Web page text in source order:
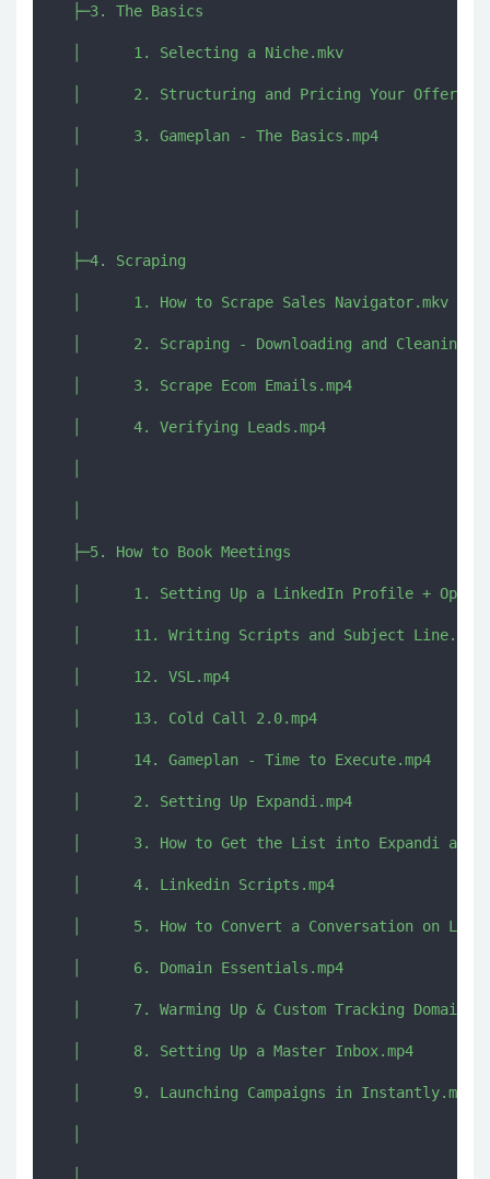
  ├─3. The Basics
  │      1. Selecting a Niche.mkv
│      2. Structuring and Pricing Your
  │      3. Gameplan - The Basics.mp4
  ├─4. Scraping
  │      1. How to Scrape Sales Navigator.mkv
│      2. Scraping - Downloading and Cleaning
  │      3. Scrape Ecom Emails.mp4
  │      4. Verifying Leads.mp4
  ├─5. How to Book Meetings
│      1. Setting Up a LinkedIn Profile +
  │      11. Writing Scripts and Subject Line.mp4
  │      12. VSL.mp4
  │      13. Cold Call 2.0.mp4
  │      14. Gameplan - Time to Execute.mp4
  │      2. Setting Up Expandi.mp4
│      3. How to Get the List into Expandi and
  │      4. Linkedin Scripts.mp4
│      5. How to Convert a Conversation on
  │      6. Domain Essentials.mp4
│      7. Warming Up & Custom Tracking Domains
  │      8. Setting Up a Master Inbox.mp4
  │      9. Launching Campaigns in Instantly.mp4